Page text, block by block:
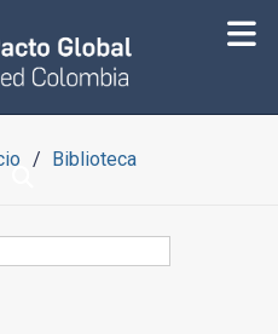
Biblioteca